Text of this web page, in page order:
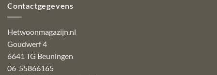
Contactgegevens
Hetwoonmagazijn.nl
Goudwerf 4
6641 TG Beuningen
06-55866165